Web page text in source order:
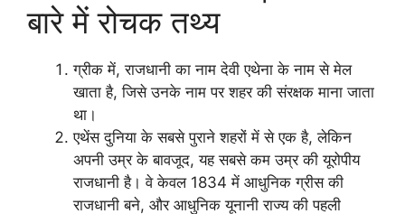
बारे में रोचक तथ्य
ग्रीक में, राजधानी का नाम देवी एथेना के नाम से मेल
खाता है, जिसे उनके नाम पर शहर की संरक्षक माना जाता
था।
एथेंस दुनिया के सबसे पुराने शहरों में से एक है, लेकिन
अपनी उम्र के बावजूद, यह सबसे कम उम्र की यूरोपीय
राजधानी है। वे केवल 1834 में आधुनिक ग्रीस की
राजधानी बने, और आधुनिक यूनानी राज्य की पहली